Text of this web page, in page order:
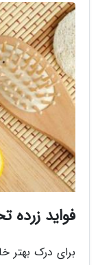
فواید زرده
برای درک بهتر